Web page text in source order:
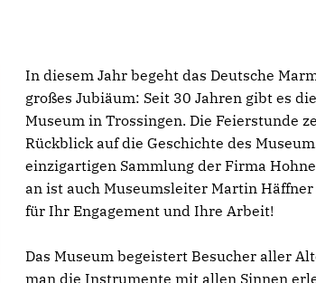
In diesem Jahr begeht das Deutsche
großes Jubiäum: Seit 30 Jahren gibt es
Museum in Trossingen. Die Feierstunde
Rückblick auf die Geschichte des
einzigartigen Sammlung der Firma
an ist auch Museumsleiter Martin
für Ihr Engagement und Ihre Arbeit!
Das Museum begeistert Besucher aller
man die Instrumente mit allen Sinnen